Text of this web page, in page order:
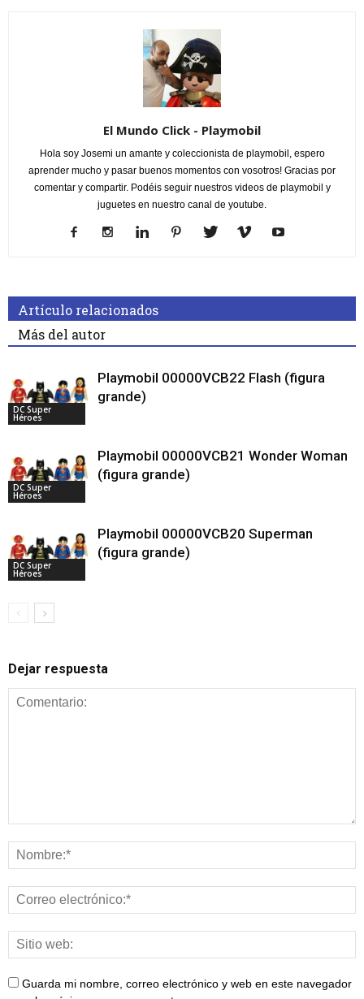
El Mundo Click - Playmobil
Hola soy Josemi un amante y coleccionista de playmobil, espero
aprender mucho y pasar buenos momentos con vosotros! Gracias por
comentar y compartir. Podéis seguir nuestros videos de playmobil y
juguetes en nuestro canal de youtube.
Artículo relacionados
Más del autor
DC Super
Héroes
Playmobil 00000VCB22 Flash (figura
grande)
DC Super
Héroes
Playmobil 00000VCB21 Wonder Woman
(figura grande)
DC Super
Héroes
Playmobil 00000VCB20 Superman
(figura grande)
Dejar respuesta
Guarda mi nombre, correo electrónico y web en este navegador